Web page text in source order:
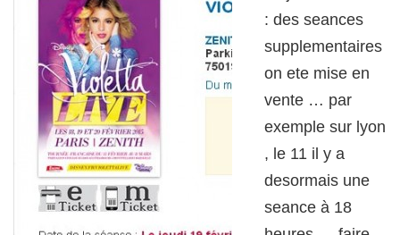
: des seances
supplementaires
on ete mise en
vente … par
exemple sur lyon
, le 11 il y a
desormais une
seance à 18